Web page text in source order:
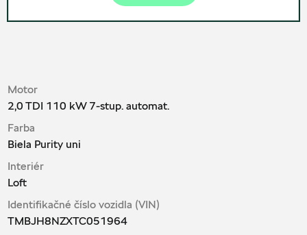
Motor
2,0 TDI 110 kW 7-stup. automat.
Farba
Biela Purity uni
Interiér
Loft
Identifikačné číslo vozidla (VIN)
TMBJH8NZXTC051964